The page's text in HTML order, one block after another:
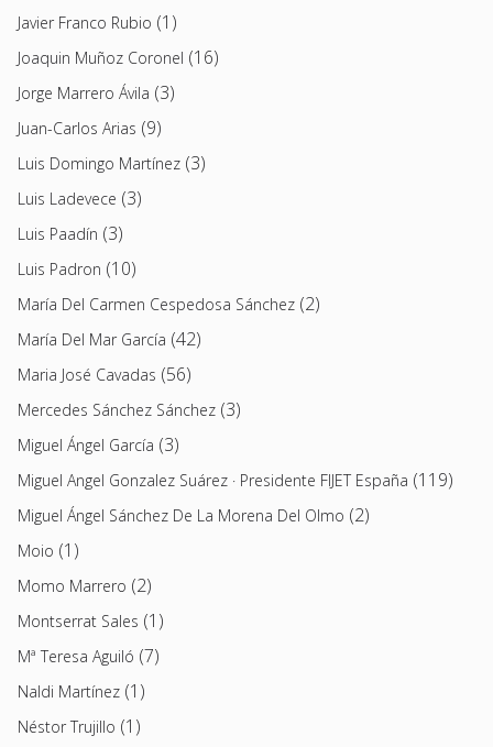
Javier Franco Rubio (1)
Joaquin Muñoz Coronel (16)
Jorge Marrero Ávila (3)
Juan-Carlos Arias (9)
Luis Domingo Martínez (3)
Luis Ladevece (3)
Luis Paadín (3)
Luis Padron (10)
María Del Carmen Cespedosa Sánchez (2)
María Del Mar García (42)
Maria José Cavadas (56)
Mercedes Sánchez Sánchez (3)
Miguel Ángel García (3)
Miguel Angel Gonzalez Suárez · Presidente FIJET España (119)
Miguel Ángel Sánchez De La Morena Del Olmo (2)
Moio (1)
Momo Marrero (2)
Montserrat Sales (1)
Mª Teresa Aguiló (7)
Naldi Martínez (1)
Néstor Trujillo (1)